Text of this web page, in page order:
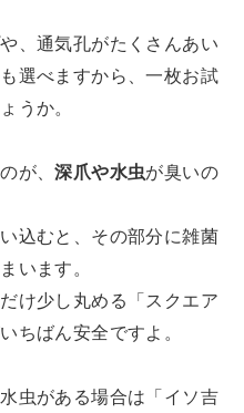
、通気孔がたくさんあい
選べますから、一枚お試
うか。
が、深爪や水虫が臭いの
込むと、その部分に雑菌
います。
け少し丸める「スクエア
ちばん安全ですよ。
虫がある場合は「イソ吉